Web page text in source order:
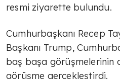
resmi ziyarette bulundu.
Cumhurbaşkanı Recep
Başkanı Trump,
baş başa görüşmelerinin
görüşme gerçekleştirdi.